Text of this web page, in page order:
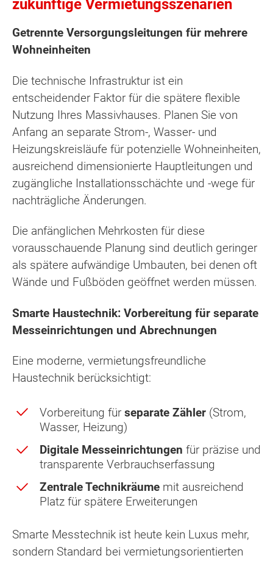
zukünftige Vermietungsszenarien
Getrennte Versorgungsleitungen für mehrere
Wohneinheiten
Die technische Infrastruktur ist ein
entscheidender Faktor für die spätere flexible
Nutzung Ihres Massivhauses. Planen Sie von
Anfang an separate Strom-, Wasser- und
Heizungskreisläufe für potenzielle Wohneinheiten,
ausreichend dimensionierte Hauptleitungen und
zugängliche Installationsschächte und -wege für
nachträgliche Änderungen.
Die anfänglichen Mehrkosten für diese
vorausschauende Planung sind deutlich geringer
als spätere aufwändige Umbauten, bei denen oft
Wände und Fußböden geöffnet werden müssen.
Smarte Haustechnik: Vorbereitung für separate
Messeinrichtungen und Abrechnungen
Eine moderne, vermietungsfreundliche
Haustechnik berücksichtigt:
Vorbereitung für separate Zähler (Strom,
Wasser, Heizung)
Digitale Messeinrichtungen für präzise und
transparente Verbrauchserfassung
Zentrale Technikräume mit ausreichend
Platz für spätere Erweiterungen
Smarte Messtechnik ist heute kein Luxus mehr,
sondern Standard bei vermietungsorientierten